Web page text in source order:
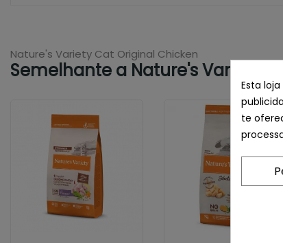
Nature's Variety Cat Original Chicken
Semelhante a Nature's Variety
Esta
te